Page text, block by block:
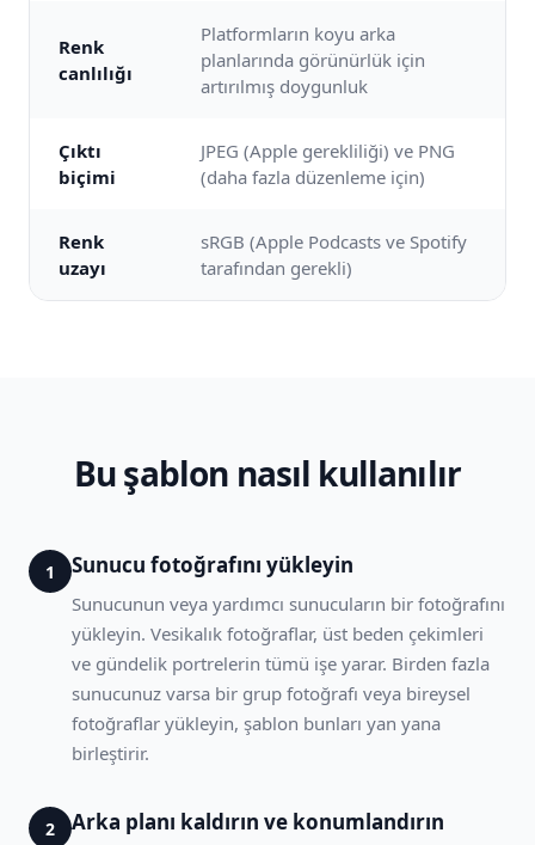
Renk
canlılığı
Platformların koyu arka
planlarında görünürlük için
artırılmış doygunluk
Çıktı
biçimi
JPEG (Apple gerekliliği) ve PNG
(daha fazla düzenleme için)
Renk
uzayı
sRGB (Apple Podcasts ve Spotify
tarafından gerekli)
Bu şablon nasıl kullanılır
1 Sunucu fotoğrafını yükleyin
Sunucunun veya yardımcı sunucuların bir fotoğrafını
yükleyin. Vesikalık fotoğraflar, üst beden çekimleri
ve gündelik portrelerin tümü işe yarar. Birden fazla
sunucunuz varsa bir grup fotoğrafı veya bireysel
fotoğraflar yükleyin, şablon bunları yan yana
birleştirir.
2 Arka planı kaldırın ve konumlandırın